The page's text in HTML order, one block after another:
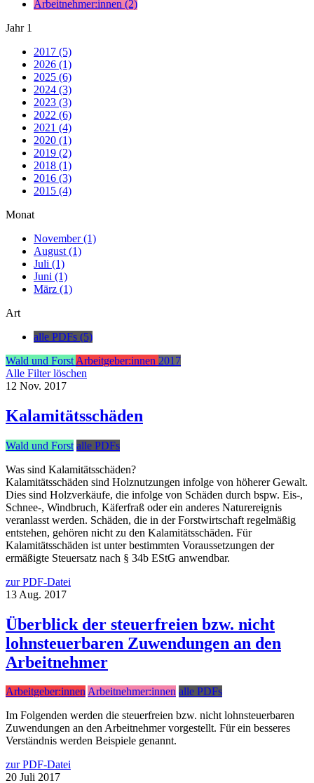
Arbeitnehmer:innen (2)
Jahr 1
2017 (5)
2026 (1)
2025 (6)
2024 (3)
2023 (3)
2022 (6)
2021 (4)
2020 (1)
2019 (2)
2018 (1)
2016 (3)
2015 (4)
Monat
November (1)
August (1)
Juli (1)
Juni (1)
März (1)
Art
alle PDFs (5)
Wald und Forst Arbeitgeber:innen 2017
Alle Filter löschen
12 Nov. 2017
Kalamitätsschäden
Wald und Forst alle PDFs
Was sind Kalamitätsschäden?
Kalamitätsschäden sind Holznutzungen infolge von höherer Gewalt.
Dies sind Holzverkäufe, die infolge von Schäden durch bspw. Eis-,
Schnee-, Windbruch, Käferfraß oder ein anderes Naturereignis
veranlasst werden. Schäden, die in der Forstwirtschaft regelmäßig
entstehen, gehören nicht zu den Kalamitätsschäden. Für
Kalamitätsschäden ist unter bestimmten Voraussetzungen der
ermäßigte Steuersatz nach § 34b EStG anwendbar.
zur PDF-Datei
13 Aug. 2017
Überblick der steuerfreien bzw. nicht
lohnsteuerbaren Zuwendungen an den
Arbeitnehmer
Arbeitgeber:innenArbeitnehmer:innen alle PDFs
Im Folgenden werden die steuerfreien bzw. nicht lohnsteuerbaren
Zuwendungen an den Arbeitnehmer vorgestellt. Für ein besseres
Verständnis werden Beispiele genannt.
zur PDF-Datei
20 Juli 2017